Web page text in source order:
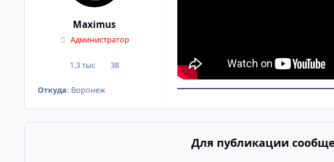
Maximus
Администратор
1,3 тыссообщения
38Репутация
Откуда: Воронеж
Для публикации